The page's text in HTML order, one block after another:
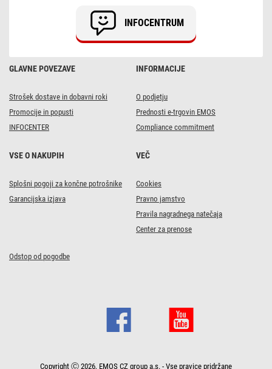
GLAVNE POVEZAVE
Strošek dostave in dobavni roki
Promocije in popusti
INFOCENTER
INFORMACIJE
O podjetju
Prednosti e-trgovin EMOS
Compliance commitment
VSE O NAKUPIH
Splošni pogoji za končne potrošnike
Garancijska izjava
VEČ
Cookies
Pravno jamstvo
Pravila nagradnega natečaja
Center za prenose
Odstop od pogodbe
INFOCENTRUM
Copyright Ⓒ 2026, EMOS CZ group a.s. - Vse pravice pridržane